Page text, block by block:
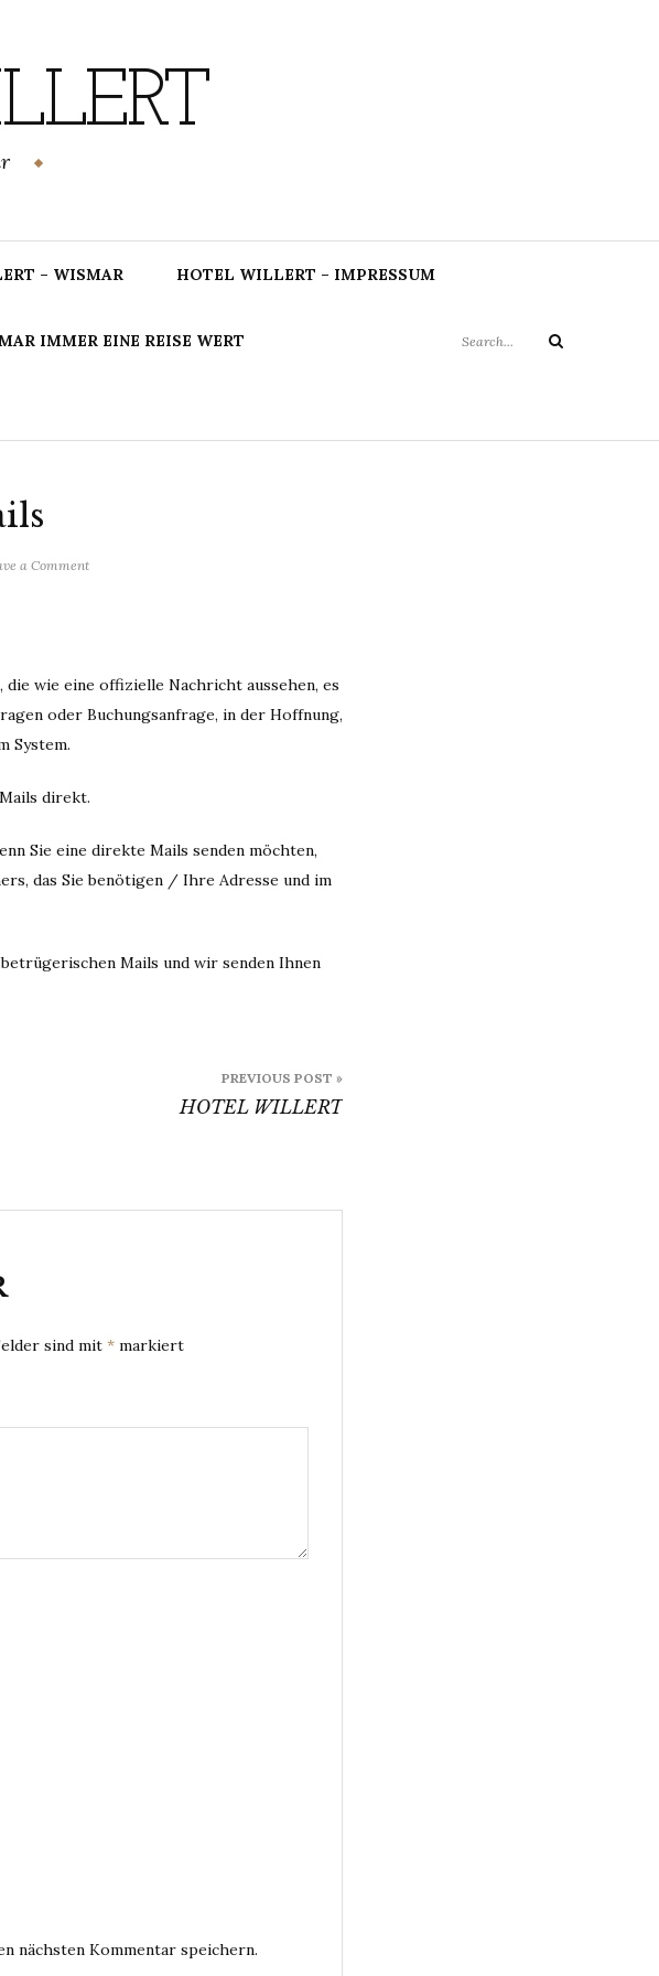
– WISMAR HOTEL WILLERT – IMPRESSUM
IMMER EINE REISE WERT Search
a Commenton
die wie eine offizielle Nachricht aussehen, es
oder Buchungsanfrage, in der Hoffnung,
System.
direkt.
Sie eine direkte Mails senden möchten,
das Sie benötigen / Ihre Adresse und im
Mails und wir senden Ihnen
PREVIOUS POST »
HOTEL WILLERT
sind mit * markiert
nächsten Kommentar speichern.